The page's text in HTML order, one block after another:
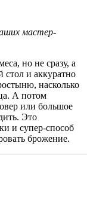
мастер-
но не сразу, а
и аккуратно
насколько
А потом
или большое
Это
и супер-способ
брожение.